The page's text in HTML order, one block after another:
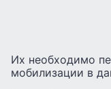
Их необходимо
мобилизации в